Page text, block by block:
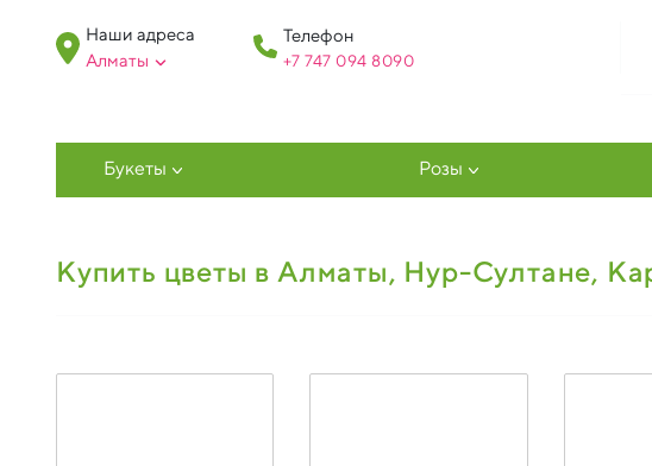
Наши адреса
Алматы
Телефон
+7 747 094 8090
Букеты Розы
Купить цветы в Алматы, Нур-Султане,